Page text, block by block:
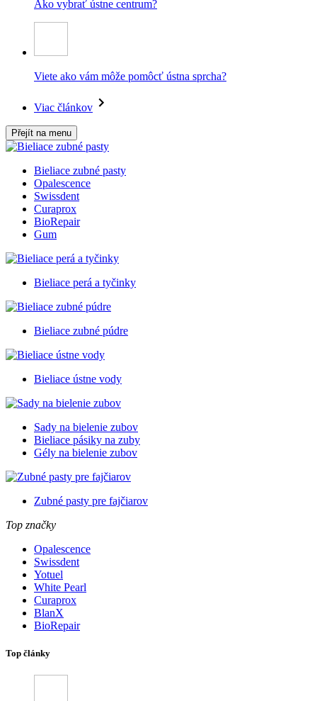
Ako vybrať ústne centrum?
Viete ako vám môže pomôcť ústna sprcha?
Viac článkov
Přejít na menu
Bieliace zubné pasty
Opalescence
Swissdent
Curaprox
BioRepair
Gum
Bieliace perá a tyčinky
Bieliace zubné púdre
Bieliace ústne vody
Sady na bielenie zubov
Bieliace pásiky na zuby
Gély na bielenie zubov
Zubné pasty pre fajčiarov
Top značky
Opalescence
Swissdent
Yotuel
White Pearl
Curaprox
BlanX
BioRepair
Top články